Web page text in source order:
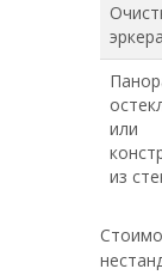
эркера
или
из